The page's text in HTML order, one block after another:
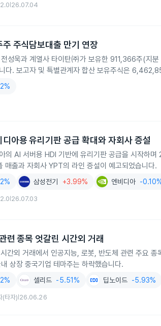
26.07.04
주식담보대출 만기 연장
전성욱과 계열사 타이탄㈜가 보유한 911,366주(
다. 보고자 및 특별관계자 합산 보유주식은
아용 유리기판 공급 확대와 자회사 증설
의 AI 서버용 HDI 기반에 유리기판 공급을 시작하
매출과 자회사 YPT의 라인 증설이 예고되었습니다.
삼성전기 +3.99% 엔비디아 -
26.07.03
련 종목 엇갈린 시간외 거래
간외 거래에서 인공지능, 로봇, 반도체 관련 주요 종
상장 중국기업 테마주는 하락했습니다.
셀리드 -5.51% 딥노이드 -5.93%
(타자) 26.06.26